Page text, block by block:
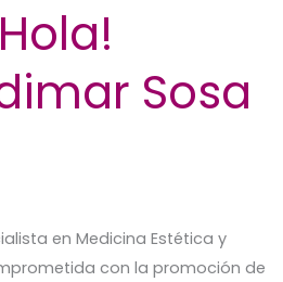
Sosa
en Medicina Estética y
con la promoción de